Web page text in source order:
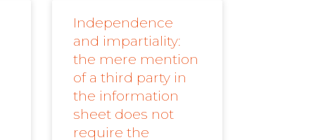
Independence
and impartiality:
the mere mention
of a third party in
the information
sheet does not
require the